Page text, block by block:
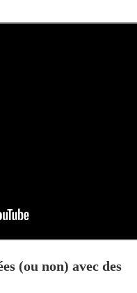
(ou non) avec des